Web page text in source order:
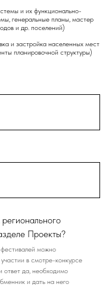
и их функционально-
генеральные планы, мастер
и др. поселений)
и застройка населенных мест
планировочной структуры)
Проекты?
можно
в смотре-конкурсе
ответ да, необходимо
и дать на него